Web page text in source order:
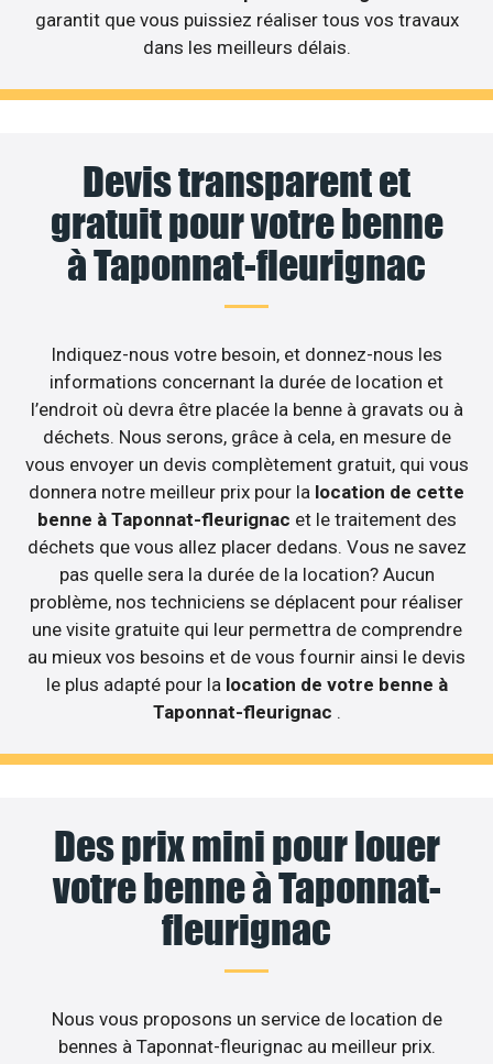
garantit que vous puissiez réaliser tous vos travaux
dans les meilleurs délais.
Devis transparent et
gratuit pour votre benne
à Taponnat-fleurignac
Indiquez-nous votre besoin, et donnez-nous les
informations concernant la durée de location et
l’endroit où devra être placée la benne à gravats ou à
déchets. Nous serons, grâce à cela, en mesure de
vous envoyer un devis complètement gratuit, qui vous
donnera notre meilleur prix pour la location de cette
benne à Taponnat-fleurignac et le traitement des
déchets que vous allez placer dedans. Vous ne savez
pas quelle sera la durée de la location? Aucun
problème, nos techniciens se déplacent pour réaliser
une visite gratuite qui leur permettra de comprendre
au mieux vos besoins et de vous fournir ainsi le devis
le plus adapté pour la location de votre benne à
Taponnat-fleurignac .
Des prix mini pour louer
votre benne à Taponnat-
fleurignac
Nous vous proposons un service de location de
bennes à Taponnat-fleurignac au meilleur prix.